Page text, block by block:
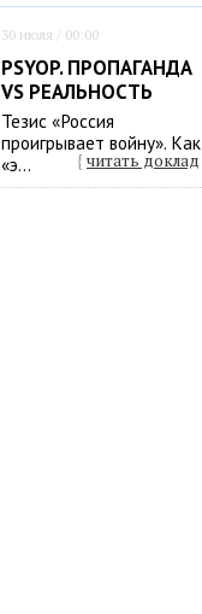
30 июля / 00:00
PSYOP. ПРОПАГАНДА
VS РЕАЛЬНОСТЬ
Тезис «Россия
проигрывает войну». Как
«э...
{ читать доклад